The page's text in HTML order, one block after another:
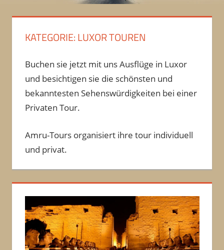
KATEGORIE:LUXOR TOUREN
Buchen sie jetzt mit uns Ausflüge in Luxor
und besichtigen sie die schönsten und
bekanntesten Sehenswürdigkeiten bei einer
Privaten Tour.
Amru-Tours organisiert ihre tour individuell
und privat.